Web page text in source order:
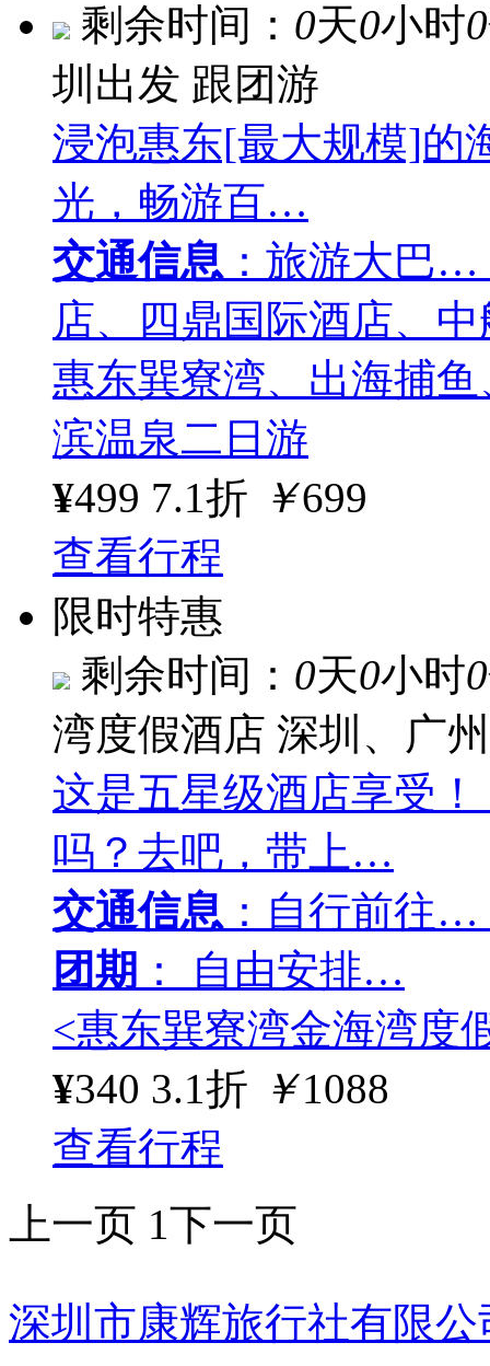
剩余时间： 0天0小时0
圳出发 跟团游
浸泡惠东[最大规模]的
光，畅游百…
交通信息 ：旅游大巴…
店、四鼎国际酒店、
惠东巽寮湾、出海捕
滨温泉二日游
¥499 7.1折 ￥699
查看行程
限时特惠
剩余时间： 0天0小时0
湾度假酒店 深圳、广
这是五星级酒店享受
吗？去吧，带上…
交通信息 ：自行前往…
团期 ： 自由安排…
<惠东巽寮湾金海湾度
¥340 3.1折 ￥1088
查看行程
上一页 1下一页
深圳市康辉旅行社有限